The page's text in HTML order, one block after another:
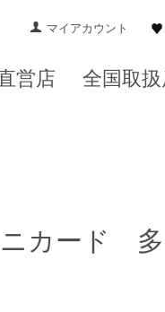
ニカード
マイアカウント
営店 全国取扱